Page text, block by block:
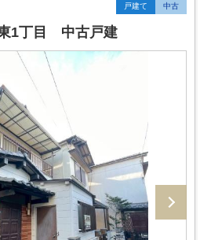
戸建て 中古
1丁目 中古戸建